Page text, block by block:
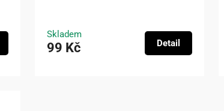
Skladem
99 Kč Detail